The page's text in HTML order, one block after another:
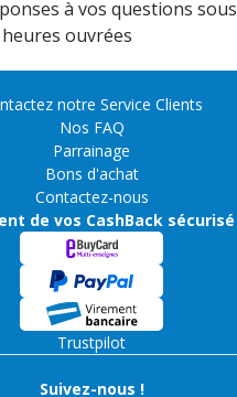
à vos questions sous
heures ouvrées
notre Service Clients
Nos FAQ
Parrainage
Bons d'achat
Contactez-nous
de vos CashBack sécurisé
Trustpilot
Suivez-nous !